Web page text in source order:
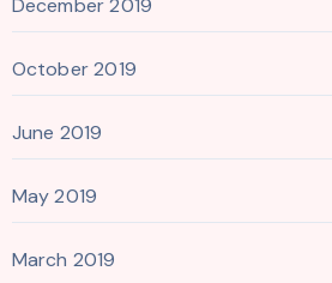
October 2019
June 2019
May 2019
March 2019